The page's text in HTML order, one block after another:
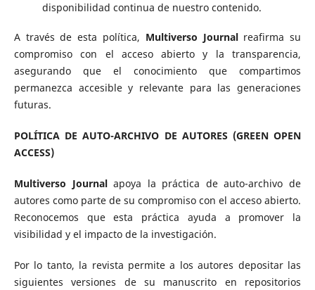
disponibilidad continua de nuestro contenido.
A través de esta política, Multiverso Journalreafirma su
compromiso con el acceso abierto y la transparencia,
asegurando que el conocimiento que compartimos
permanezca accesible y relevante para las generaciones
futuras.
POLÍTICA DE AUTO-ARCHIVO DE AUTORES (GREEN OPEN
ACCESS)
Multiverso Journalapoya la práctica de auto-archivo de
autores como parte de su compromiso con el acceso abierto.
Reconocemos que esta práctica ayuda a promover la
visibilidad y el impacto de la investigación.
Por lo tanto, la revista permite a los autores depositar las
siguientes versiones de su manuscrito en repositorios